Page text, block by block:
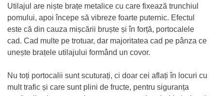
Utilajul are niște brațe metalice cu care fixează trunchiul
pomului, apoi începe să vibreze foarte puternic. Efectul
este că din cauza mișcării bruște și în forță, portocalele
cad. Cad multe pe trotuar, dar majoritatea cad pe pânza ce
unește brațele utilajului formând un covor.
Nu toți portocalii sunt scuturați, ci doar cei aflați în locuri cu
mult trafic și care sunt plini de fructe, pentru siguranța